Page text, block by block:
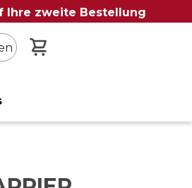
Ihre zweite Bestellung